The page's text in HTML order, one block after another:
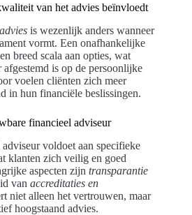
van het advies beïnvloedt
is wezenlijk anders wanneer
vormt. Een onafhankelijke
breed scala aan opties, wat
afgestemd is op de persoonlijke
voelen cliënten zich meer
in hun financiële beslissingen.
financieel adviseur
voldoet aan specifieke
klanten zich veilig en goed
aspecten zijn transparantie
van accreditaties en
niet alleen het vertrouwen, maar
hoogstaand advies.